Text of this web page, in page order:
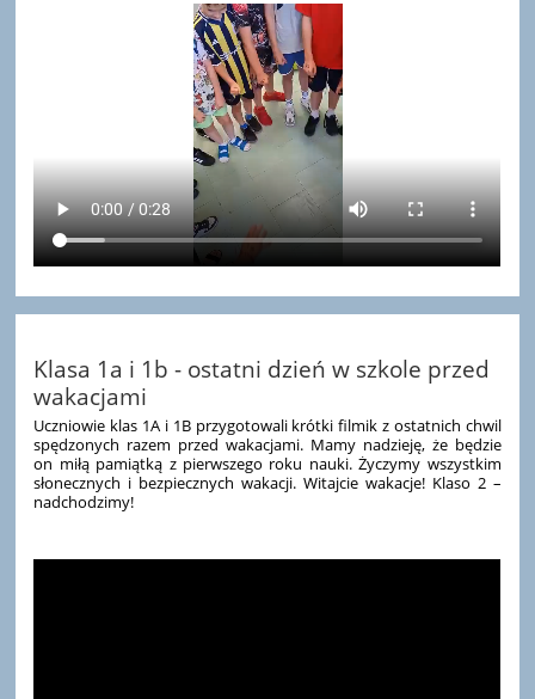
Klasa 1a i 1b - ostatni dzień w szkole przed
wakacjami
Uczniowie klas 1A i 1B przygotowali krótki filmik z ostatnich chwil
spędzonych razem przed wakacjami. Mamy nadzieję, że będzie
on miłą pamiątką z pierwszego roku nauki. Życzymy wszystkim
słonecznych i bezpiecznych wakacji. Witajcie wakacje! Klaso 2 –
nadchodzimy!